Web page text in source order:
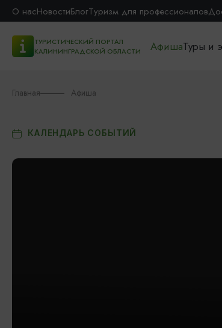
О насНовостиБлогТуризм для профессионалов
ТУРИСТИЧЕСКИЙ ПОРТАЛ
КАЛИНИНГРАДСКОЙ ОБЛАСТИ
АфишаТуры и
Главная Афиша
КАЛЕНДАРЬ СОБЫТИЙ